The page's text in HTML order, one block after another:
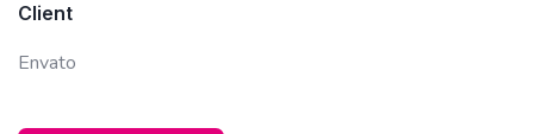
Client
Envato